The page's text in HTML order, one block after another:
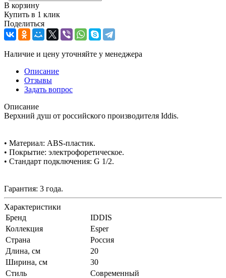
В корзину
Купить в 1 клик
Поделиться
Наличие и цену уточняйте у менеджера
Описание
Отзывы
Задать вопрос
Описание
Верхний душ от российского производителя Iddis.
• Материал: ABS-пластик.
• Покрытие: электрофоретическое.
• Стандарт подключения: G 1/2.
Гарантия: 3 года.
Характеристики
Бренд
IDDIS
Коллекция
Esper
Страна
Россия
Длина, см
20
Ширина, см
30
Стиль
Современный